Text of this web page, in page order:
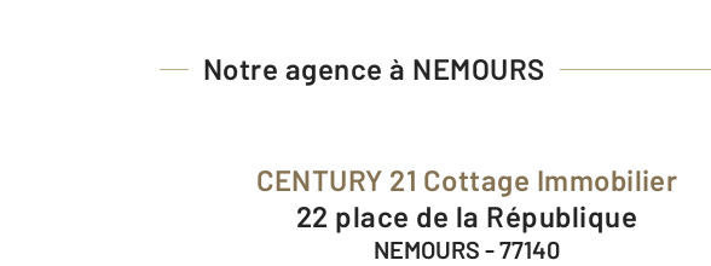
Notre agence à NEMOURS
CENTURY 21 Cottage Immobilier
22 place de la République
NEMOURS - 77140